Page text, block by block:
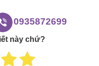
0935872699
này chứ?